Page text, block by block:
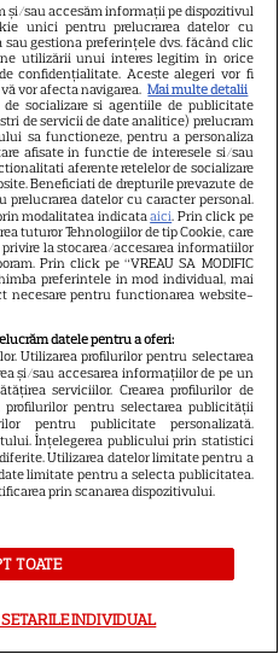
apariție rară la
ani. Drama din
care i-a schimbat
ROMÂNEŞTI
Gheorghe, surpriză
de ziua ei. Ce a
soțul artistei când
și Sandu Pop
„satul cultural al
în România. Cum va
Transylvania Creators
ROMÂNEŞTI
și/sau accesăm informații pe dispozitivul
unici pentru prelucrarea datelor cu
gestiona preferințele dvs. făcând clic
utilizării unui interes legitim în orice
confidențialitate. Aceste alegeri vor fi
vor afecta navigarea. Mai multe detalii
socializare si agentiile de publicitate
de servicii de date analitice) prelucram
sa functioneze, pentru a personaliza
afisate in functie de interesele si/sau
aferente retelelor de socializare
Beneficiati de drepturile prevazute de
prelucrarea datelor cu caracter personal.
modalitatea indicataaici. Prin click pe
tuturor Tehnologiilor de tip Cookie, care
la stocarea/accesarea informatiilor
Prin click pe “VREAU SA MODIFIC
preferintele in mod individual, mai
necesare pentru functionarea website-
datele pentru a oferi:
Utilizarea profilurilor pentru selectarea
și/sau accesarea informațiilor de pe un
serviciilor. Crearea profilurilor de
pentru selectarea publicității
pentru publicitate personalizată.
Înțelegerea publicului prin statistici
Utilizarea datelor limitate pentru a
limitate pentru a selecta publicitatea.
prin scanarea dispozitivului.
TOATE
INDIVIDUAL